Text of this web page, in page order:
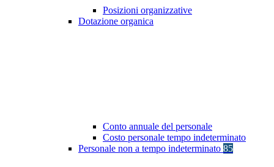
Posizioni organizzative
Dotazione organica
Conto annuale del personale
Costo personale tempo indeterminato
Personale non a tempo indeterminato 85